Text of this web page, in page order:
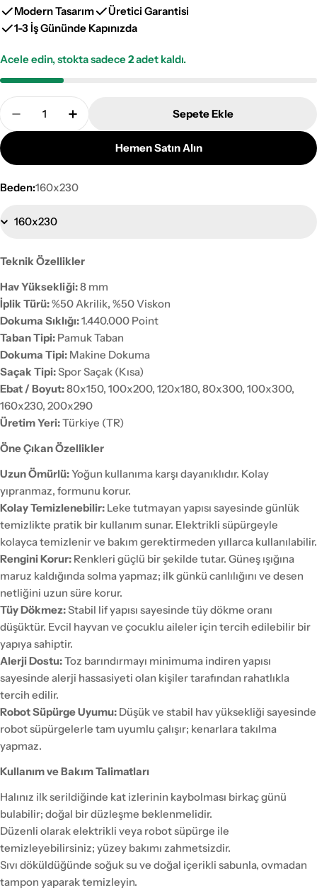
Modern Tasarım
Üretici Garantisi
1-3 İş Gününde Kapınızda
Acele edin, stokta sadece2adet kaldı.
Adet
Royal Babil BX17E Salon Halısı Adetini Azalt
Royal Babil BX17E Salon Halısı Adetini
Sepete Ekle
Hemen Satın Alın
Beden:160x230
Teknik Özellikler
Hav Yüksekliği:8 mm
İplik Türü:%50 Akrilik, %50 Viskon
Dokuma Sıklığı:1.440.000 Point
Taban Tipi: Pamuk Taban
Dokuma Tipi: Makine Dokuma
Saçak Tipi:Spor Saçak (Kısa)
Ebat / Boyut:80x150, 100x200, 120x180, 80x300, 100x300,
160x230, 200x290
Üretim Yeri:Türkiye (TR)
Öne Çıkan Özellikler
Uzun Ömürlü:Yoğun kullanıma karşı dayanıklıdır. Kolay
yıpranmaz, formunu korur.
Kolay Temizlenebilir: Leke tutmayan yapısı sayesinde günlük
temizlikte pratik bir kullanım sunar. Elektrikli süpürgeyle
kolayca temizlenir ve bakım gerektirmeden yıllarca kullanılabilir.
Rengini Korur: Renkleri güçlü bir şekilde tutar. Güneş ışığına
maruz kaldığında solma yapmaz; ilk günkü canlılığını ve desen
netliğini uzun süre korur.
Tüy Dökmez:Stabil lif yapısı sayesinde tüy dökme oranı
düşüktür. Evcil hayvan ve çocuklu aileler için tercih edilebilir bir
yapıya sahiptir.
Alerji Dostu:Toz barındırmayı minimuma indiren yapısı
sayesinde alerji hassasiyeti olan kişiler tarafından rahatlıkla
tercih edilir.
Robot Süpürge Uyumu: Düşük ve stabil hav yüksekliği sayesinde
robot süpürgelerle tam uyumlu çalışır; kenarlara takılma
yapmaz.
Kullanım ve Bakım Talimatları
Halınız ilk serildiğinde kat izlerinin kaybolması birkaç günü
bulabilir; doğal bir düzleşme beklenmelidir.
Düzenli olarak elektrikli veya robot süpürge ile
temizleyebilirsiniz; yüzey bakımı zahmetsizdir.
Sıvı döküldüğünde soğuk su ve doğal içerikli sabunla, ovmadan
tampon yaparak temizleyin.